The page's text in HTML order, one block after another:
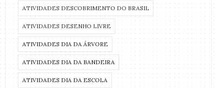
ATIVIDADES DESCOBRIMENTO DO BRASIL
ATIVIDADES DESENHO LIVRE
ATIVIDADES DIA DA ÁRVORE
ATIVIDADES DIA DA BANDEIRA
ATIVIDADES DIA DA ESCOLA